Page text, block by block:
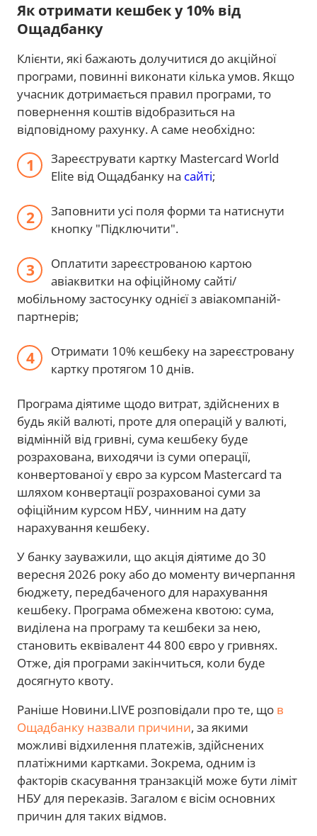
Як отримати кешбек у 10% від
Ощадбанку
Клієнти, які бажають долучитися до акційної
програми, повинні виконати кілька умов. Якщо
учасник дотримається правил програми, то
повернення коштів відобразиться на
відповідному рахунку. А саме необхідно:
Зареєструвати картку Mastercard World
Elite від Ощадбанку на сайті;
Заповнити усі поля форми та натиснути
кнопку "Підключити".
Оплатити зареєстрованою картою
авіаквитки на офіційному сайті/
мобільному застосунку однієї з авіакомпаній-
партнерів;
Отримати 10% кешбеку на зареєстровану
картку протягом 10 днів.
Програма діятиме щодо витрат, здійснених в
будь якій валюті, проте для операцій у валюті,
відмінній від гривні, сума кешбеку буде
розрахована, виходячи із суми операції,
конвертованої у євро за курсом Mastercard та
шляхом конвертації розрахованоі суми за
офіційним курсом НБУ, чинним на дату
нарахування кешбеку.
У банку зауважили, що акція діятиме до 30
вересня 2026 року або до моменту вичерпання
бюджету, передбаченого для нарахування
кешбеку. Програма обмежена квотою: сума,
виділена на програму та кешбеки за нею,
становить еквівалент 44 800 євро у гривнях.
Отже, дія програми закінчиться, коли буде
досягнуто квоту.
Раніше Новини.LIVE розповідали про те, що в
Ощадбанку назвали причини, за якими
можливі відхилення платежів, здійснених
платіжними картками. Зокрема, одним із
факторів скасування транзакцій може бути ліміт
НБУ для переказів. Загалом є вісім основних
причин для таких відмов.